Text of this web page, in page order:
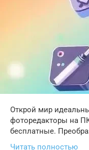
Открой мир
фоторедакторы на
бесплатные.
Читать полностью